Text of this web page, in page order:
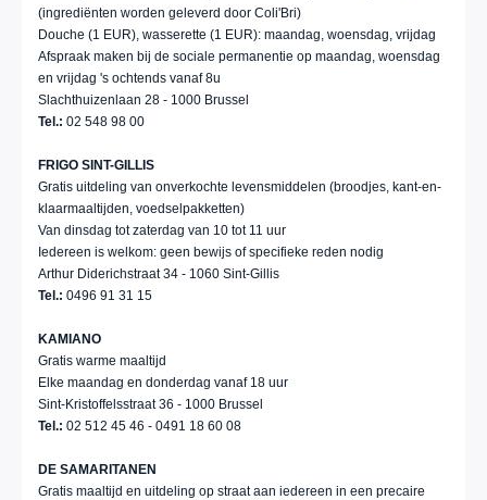
(ingrediënten worden geleverd door Coli'Bri)
Douche (1 EUR), wasserette (1 EUR): maandag, woensdag, vrijdag
Afspraak maken bij de sociale permanentie op maandag, woensdag
en vrijdag 's ochtends vanaf 8u
Slachthuizenlaan 28 - 1000 Brussel
Tel.: 02 548 98 00
FRIGO SINT-GILLIS
Gratis uitdeling van onverkochte levensmiddelen (broodjes, kant-en-
klaarmaaltijden, voedselpakketten)
Van dinsdag tot zaterdag van 10 tot 11 uur
Iedereen is welkom: geen bewijs of specifieke reden nodig
Arthur Diderichstraat 34 - 1060 Sint-Gillis
Tel.: 0496 91 31 15
KAMIANO
Gratis warme maaltijd
Elke maandag en donderdag vanaf 18 uur
Sint-Kristoffelsstraat 36 - 1000 Brussel
Tel.: 02 512 45 46 - 0491 18 60 08
DE SAMARITANEN
Gratis maaltijd en uitdeling op straat aan iedereen in een precaire